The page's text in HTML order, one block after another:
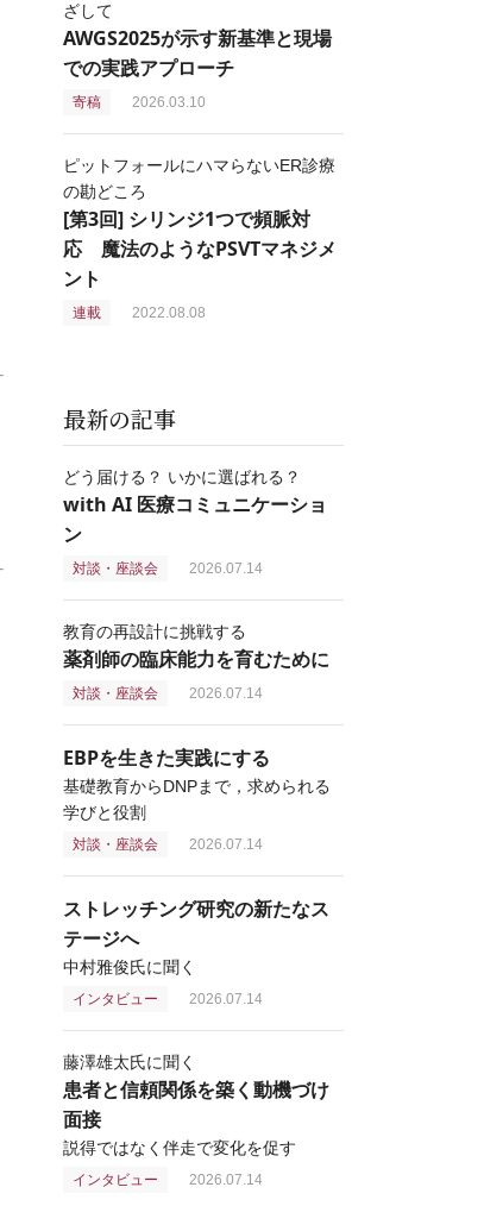
ざして
AWGS2025が示す新基準と現場
での実践アプローチ
寄稿 2026.03.10
ピットフォールにハマらないER診療
の勘どころ
[第3回] シリンジ1つで頻脈対
応 魔法のようなPSVTマネジメ
ント
連載 2022.08.08
最新の記事
どう届ける？ いかに選ばれる？
with AI 医療コミュニケーショ
ン
対談・座談会 2026.07.14
教育の再設計に挑戦する
薬剤師の臨床能力を育むために
対談・座談会 2026.07.14
EBPを生きた実践にする
基礎教育からDNPまで，求められる
学びと役割
対談・座談会 2026.07.14
ストレッチング研究の新たなス
テージへ
中村雅俊氏に聞く
インタビュー 2026.07.14
藤澤雄太氏に聞く
患者と信頼関係を築く動機づけ
面接
説得ではなく伴走で変化を促す
インタビュー 2026.07.14